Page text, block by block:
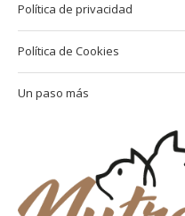
Política de privacidad
Política de Cookies
Un paso más